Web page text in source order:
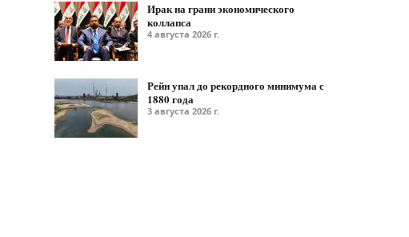
Ирак на грани экономического
коллапса
4 августа 2026 г.
Рейн упал до рекордного минимума с
1880 года
3 августа 2026 г.